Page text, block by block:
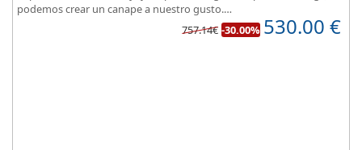
podemos crear un canape a nuestro gusto.
Diseño, elegancia y funcionalidad se unen para ofrecerte la base del
757.14€ -30.00% 530.00 €